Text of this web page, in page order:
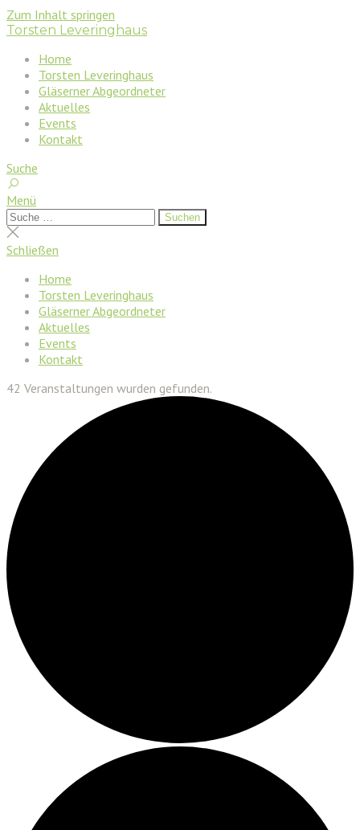
Zum Inhalt springen
Torsten Leveringhaus
Home
Torsten Leveringhaus
Gläserner Abgeordneter
Aktuelles
Events
Kontakt
Suche
Menü
Suchen
nach:
Suchen
Suche
schließen
Schließen
Home
Torsten Leveringhaus
Gläserner Abgeordneter
Aktuelles
Events
Kontakt
42 Veranstaltungen wurden gefunden.